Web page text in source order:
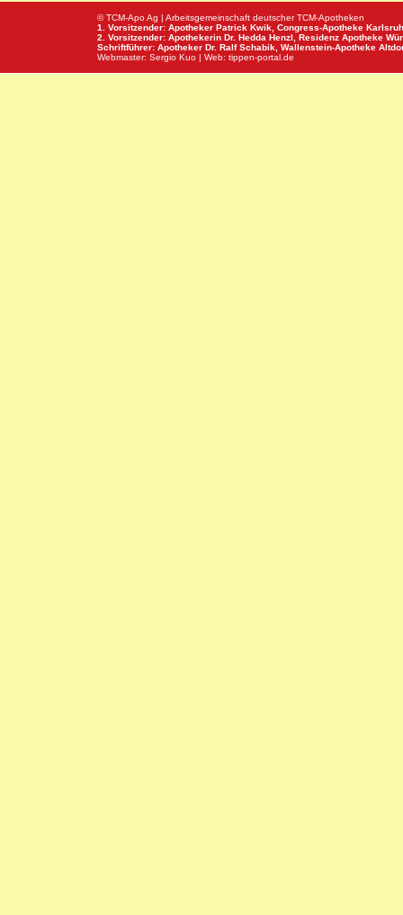
© TCM-Apo Ag | Arbeitsgemeinschaft deutscher TCM-Apotheken
1. Vorsitzender: Apotheker Patrick Kwik, Congress-Apotheke
2. Vorsitzender: Apothekerin Dr. Hedda Henzl, Residenz Apotheke
Schriftführer: Apotheker Dr. Ralf Schabik, Wallenstein-Apotheke
Webmaster: Sergio Kuo | Web: tippen-portal.de